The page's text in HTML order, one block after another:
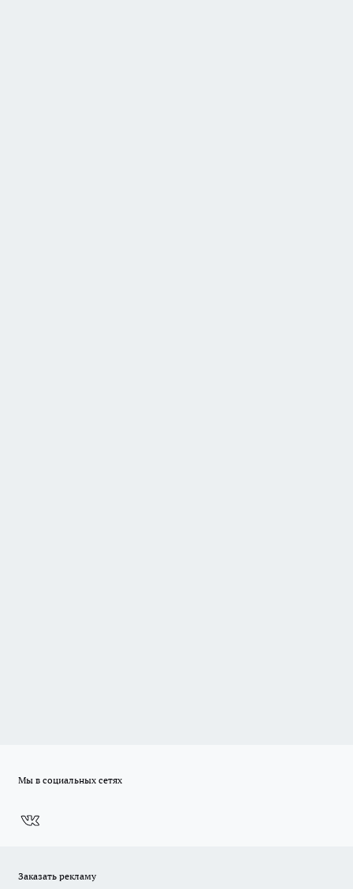
Мы в социальных сетях
Заказать рекламу